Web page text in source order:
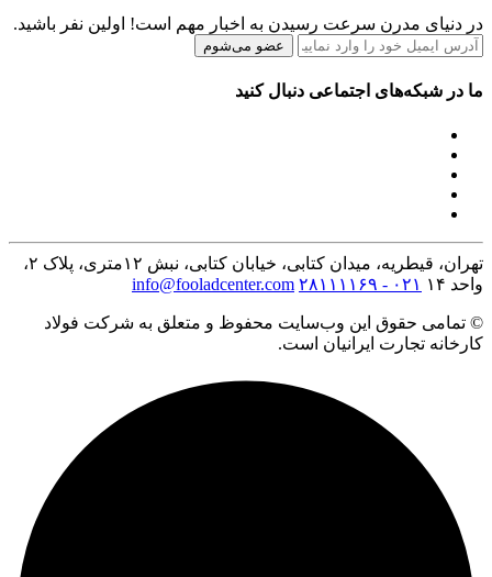
در دنیای مدرن سرعت رسیدن به اخبار مهم است! اولین نفر باشید.
عضو می‌شوم
ما در شبکه‌های اجتماعی دنبال کنید
تهران، قیطریه، میدان کتابی، خیابان کتابی، نبش ۱۲متری، پلاک ۲،
واحد ۱۴
۰۲۱ - ۲۸۱۱۱۱۶۹ info@fooladcenter.com
© تمامی حقوق این وب‌سایت محفوظ و متعلق به شرکت فولاد
کارخانه تجارت ایرانیان است.